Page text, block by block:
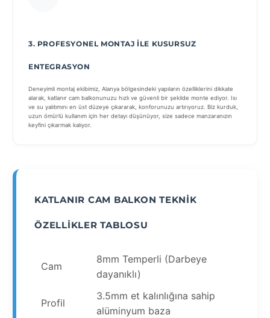
3. PROFESYONEL MONTAJ ILE KUSURSUZ
ENTEGRASYON
Deneyimli montaj ekibimiz, Alanya bölgesindeki yapıların özelliklerini dikkate
alarak, katlanır cam balkonunuzu hızlı ve güvenli bir şekilde monte ediyor. Isı
ve su yalıtımını en üst düzeye çıkararak, konforunuzu artırıyoruz. Biz kurduk,
uzun ömürlü kullanım için her detayı düşünüyor, size sadece manzaranızın
keyfini çıkarmak kalıyor.
KATLANIR CAM BALKON TEKNIK
ÖZELLIKLER TABLOSU
Cam
8mm Temperli (Darbeye
dayanıklı)
Profil
3.5mm et kalınlığına sahip
alüminyum baza